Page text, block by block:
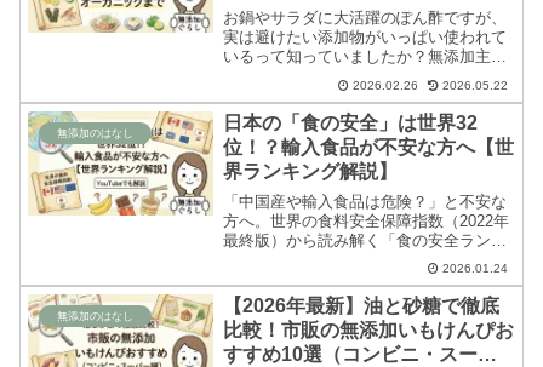
お鍋やサラダに大活躍のぽん酢ですが、
実は避けたい添加物がいっぱい使われて
いるって知っていましたか？無添加主義
の筆者が、スーパーやコンビニで手軽に
買えるものから究極の完全無添加まで、
本当に体にやさしくておいしいおすすめ
のぽん酢を厳選してご紹介します！
2026.02.26 2026.05.22
無添加のはなし
日本の「食の安全」は世界32
位！？輸入食品が不安な方へ【世
界ランキング解説】
「中国産や輸入食品は危険？」と不安な
方へ。世界の食料安全保障指数（2022年
最終版）から読み解く「食の安全ランキ
ング」を解説！総合では6位の日本が
「品質・安全性」では32位に転落する理
由とは？アメリカや中国の順位も公開し
ています。
2026.01.24
無添加のはなし
【2026年最新】油と砂糖で徹底
比較！市販の無添加いもけんぴお
すすめ10選（コンビニ・スーパ